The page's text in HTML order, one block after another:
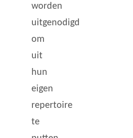
worden
uitgenodigd
om
uit
hun
eigen
repertoire
te